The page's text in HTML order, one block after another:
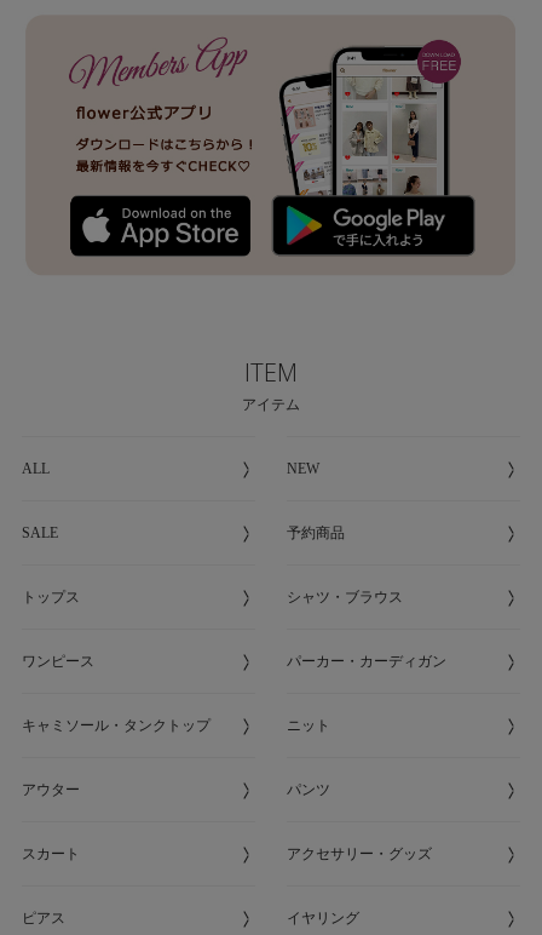
ITEM
アイテム
ALL NEW
SALE 予約商品
トップス シャツ・ブラウス
ワンピース パーカー・カーディガン
キャミソール・タンクトップ ニット
アウター パンツ
スカート アクセサリー・グッズ
ピアス イヤリング